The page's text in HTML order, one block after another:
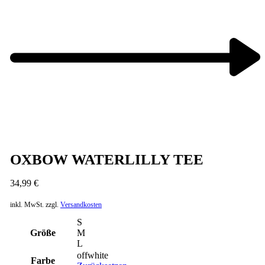
OXBOW WATERLILLY TEE
34,99 €
inkl. MwSt. zzgl. Versandkosten
Größe
S
M
L
Farbe
offwhite